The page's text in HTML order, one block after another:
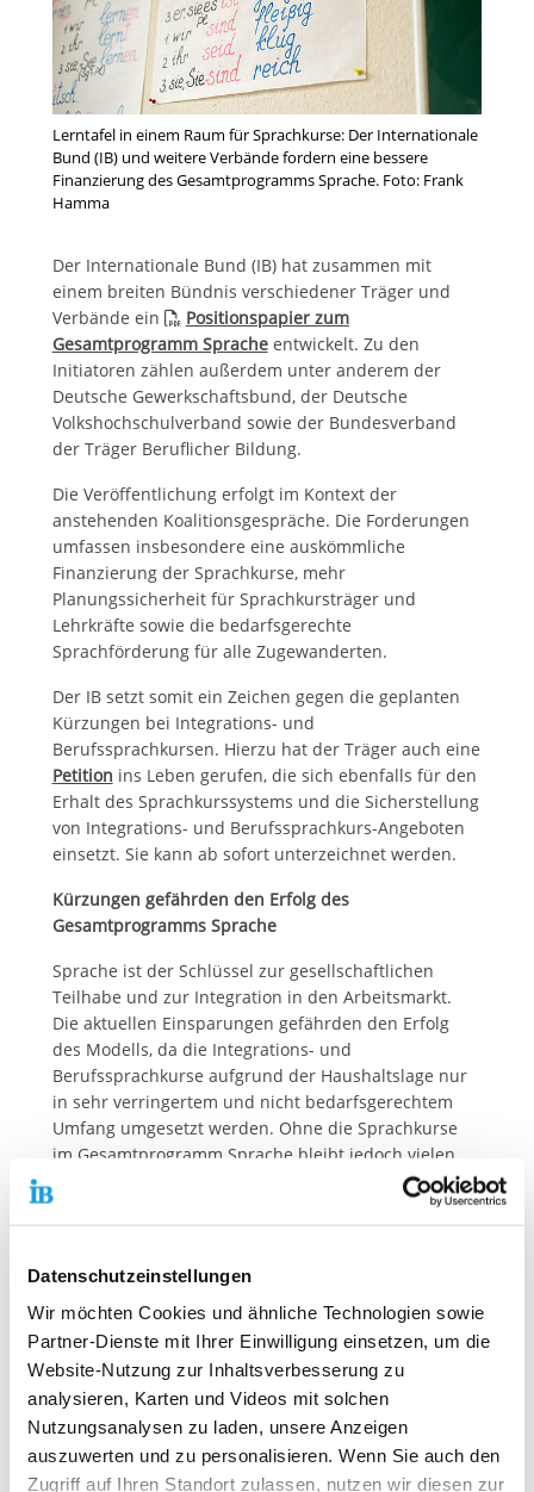
Datenschutzeinstellungen
Wir möchten Cookies und ähnliche Technologien sowie
Partner-Dienste mit Ihrer Einwilligung einsetzen, um die
Website-Nutzung zur Inhaltsverbesserung zu
analysieren, Karten und Videos mit solchen
Nutzungsanalysen zu laden, unsere Anzeigen
auszuwerten und zu personalisieren. Wenn Sie auch den
Zugriff auf Ihren Standort zulassen, nutzen wir diesen zur
Lerntafel in einem Raum für Sprachkurse: Der Internationale
Bund (IB) und weitere Verbände fordern eine bessere
Finanzierung des Gesamtprogramms Sprache. Foto: Frank
Hamma
Der Internationale Bund (IB) hat zusammen mit
einem breiten Bündnis verschiedener Träger und
Verbände ein
Positionspapier zum
Gesamtprogramm Spracheentwickelt. Zu den
Initiatoren zählen außerdem unter anderem der
Deutsche Gewerkschaftsbund, der Deutsche
Volkshochschulverband sowie der Bundesverband
der Träger Beruflicher Bildung.
Die Veröffentlichung erfolgt im Kontext der
anstehenden Koalitionsgespräche. Die Forderungen
umfassen insbesondere eine auskömmliche
Finanzierung der Sprachkurse, mehr
Planungssicherheit für Sprachkursträger und
Lehrkräfte sowie die bedarfsgerechte
Sprachförderung für alle Zugewanderten.
Der IB setzt somit ein Zeichen gegen die geplanten
Kürzungen bei Integrations- und
Berufssprachkursen. Hierzu hat der Träger auch eine
Petition ins Leben gerufen, die sich ebenfalls für den
Erhalt des Sprachkurssystems und die Sicherstellung
von Integrations- und Berufssprachkurs-Angeboten
einsetzt. Sie kann ab sofort unterzeichnet werden.
Kürzungen gefährden den Erfolg des
Gesamtprogramms Sprache
Sprache ist der Schlüssel zur gesellschaftlichen
Teilhabe und zur Integration in den Arbeitsmarkt.
Die aktuellen Einsparungen gefährden den Erfolg
des Modells, da die Integrations- und
Berufssprachkurse aufgrund der Haushaltslage nur
in sehr verringertem und nicht bedarfsgerechtem
Umfang umgesetzt werden. Ohne die Sprachkurse
im Gesamtprogramm Sprache bleibt jedoch vielen
Zugewanderten der Zugang zum Arbeitsmarkt
verwehrt – mit gravierenden Folgen für die
Fachkräftesicherung.
Denn ohne Zuwanderung können wiederum viele
Vakanzen auf dem deutschen Arbeitsmarkt nicht
besetzt werden:Bis 2040 sind jährlich etwa 288.000
Arbeitskräfte aus dem Ausland nötig
Einsparungen gefährden somit auch die
wirtschaftliche Zukunft Deutschlands.
Das Positionspapier fordert daher die
uneingeschränkte Fortführung des